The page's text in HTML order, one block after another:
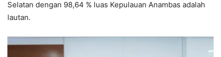
Selatan dengan 98,64 % luas Kepulauan Anambas adalah
lautan.